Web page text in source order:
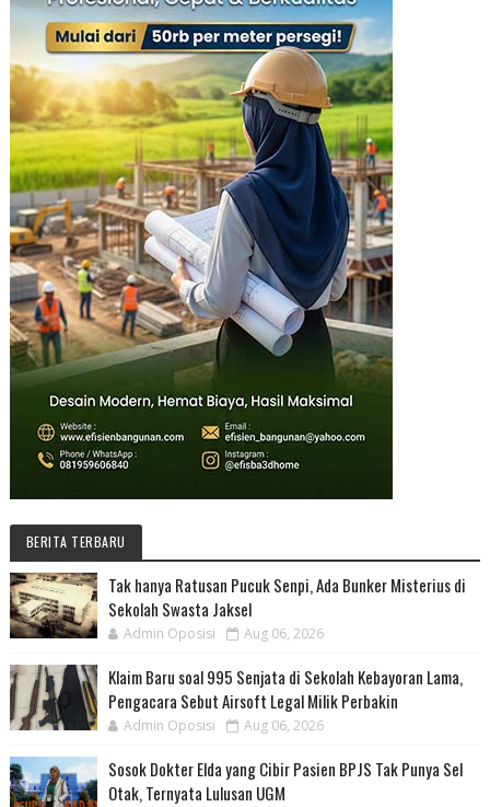
BERITA TERBARU
Tak hanya Ratusan Pucuk Senpi, Ada Bunker Misterius di
Sekolah Swasta Jaksel
Admin Oposisi Aug 06, 2026
Klaim Baru soal 995 Senjata di Sekolah Kebayoran Lama,
Pengacara Sebut Airsoft Legal Milik Perbakin
Admin Oposisi Aug 06, 2026
Sosok Dokter Elda yang Cibir Pasien BPJS Tak Punya Sel
Otak, Ternyata Lulusan UGM